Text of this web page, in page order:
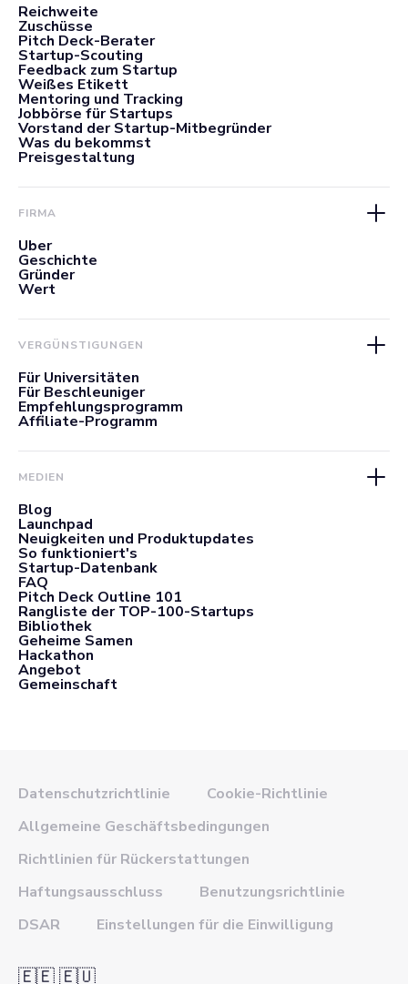
Reichweite
Zuschüsse
Pitch Deck-Berater
Startup-Scouting
Feedback zum Startup
Weißes Etikett
Mentoring und Tracking
Jobbörse für Startups
Vorstand der Startup-Mitbegründer
Was du bekommst
Preisgestaltung
FIRMA
Über
Geschichte
Gründer
Wert
VERGÜNSTIGUNGEN
Für Universitäten
Für Beschleuniger
Empfehlungsprogramm
Affiliate-Programm
MEDIEN
Blog
Launchpad
Neuigkeiten und Produktupdates
So funktioniert's
Startup-Datenbank
FAQ
Pitch Deck Outline 101
Rangliste der TOP-100-Startups
Bibliothek
Geheime Samen
Hackathon
Angebot
Gemeinschaft
Datenschutzrichtlinie
Cookie-Richtlinie
Allgemeine Geschäftsbedingungen
Richtlinien für Rückerstattungen
Haftungsausschluss
Benutzungsrichtlinie
DSAR
Einstellungen für die Einwilligung
🇪🇪 🇪🇺